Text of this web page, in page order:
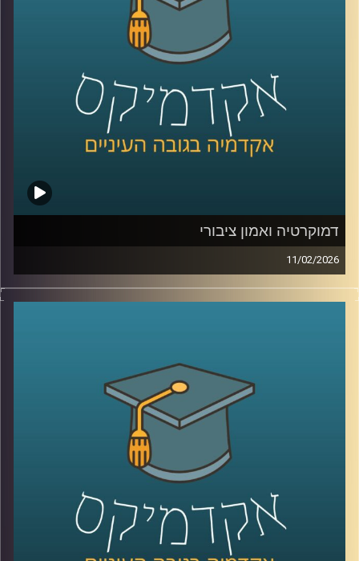
פעולה גם כשאין שלום, יצאנו לראיין את האנשים שמעצבים
את העתיד הכחול של האזור .
בפרק הזה תשמעו קולות מהכנס, רעיונות גדולים, דילמות
אמיתיות, והרבה מאוד תשוקה לחבר בין מדע, קיימות וכלכלה.
דמוקרטיה ואמון ציבורי
11/02/2026
היום אנחנו נוגעים באחת השאלות הכי בוערות בדמוקרטיה, מה
זה בעצם אמון ציבורי, למה הוא כל כך חיוני לתפקוד של מדינה,
בבית המשפט העליון, אז מה אפשר ללמוד מהמספרים, האם
זה משבר רגעי או מגמה ארוכה, למה אמון נהיה תלוי מחנה
פוליטי, ומה המשמעות של זה לתחושת הייצוג, לציות לחוק,
ולחוסן החברתי, כדי לעשות סדר הזמנו את פרופ׳ אמנון כוורי,
פרופסור חבר וראש המכון לחירות ואחריות בבית ספר לאודר
לממשל ודיפלומטיה באוניברסיטת רייכמן, וביחד ננסה להבין
מה עומד מאחורי הנתונים, מה המדינה והחברה יכולות לעשות
כדי לשקם את האמון שלנו?